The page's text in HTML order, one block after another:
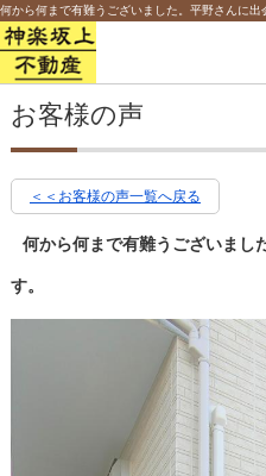
お客様の声
＜＜お客様の声一覧へ戻る
何から何まで有難うございまし
す。